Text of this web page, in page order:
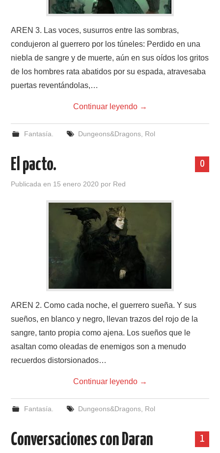
AREN 3. Las voces, susurros entre las sombras,
condujeron al guerrero por los túneles: Perdido en una
niebla de sangre y de muerte, aún en sus oídos los gritos
de los hombres rata abatidos por su espada, atravesaba
puertas reventándolas,…
Continuar leyendo →
Fantasía. Dungeons&Dragons, Rol
0
El pacto.
Publicada en 15 enero 2020 por Red
AREN 2. Como cada noche, el guerrero sueña. Y sus
sueños, en blanco y negro, llevan trazos del rojo de la
sangre, tanto propia como ajena. Los sueños que le
asaltan como oleadas de enemigos son a menudo
recuerdos distorsionados…
Continuar leyendo →
Fantasía. Dungeons&Dragons, Rol
1
Conversaciones con Daran